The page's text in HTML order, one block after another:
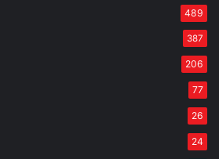
489
387
206
77
26
24